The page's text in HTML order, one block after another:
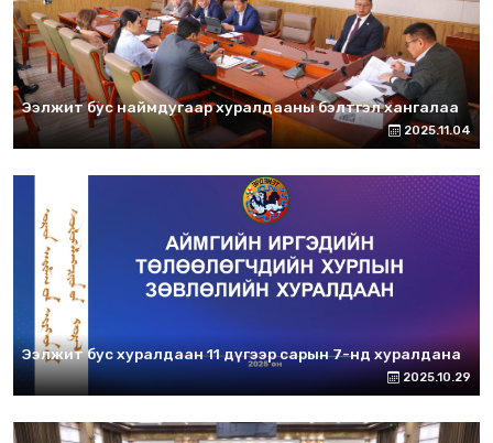
Ээлжит бус наймдугаар хуралдааны бэлтгэл хангалаа
2025.11.04
Ээлжит бус хуралдаан 11 дүгээр сарын 7-нд хуралдана
2025.10.29